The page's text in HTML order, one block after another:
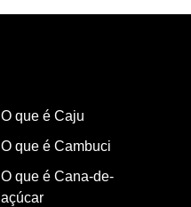
O que é Caju
O que é Cambuci
O que é Cana-de-
açúcar